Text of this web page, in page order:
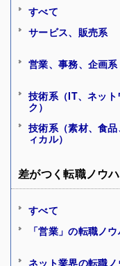
すべて
サービス、販売系
営業、事務、企画系
技術系（IT、ネット
ク）
技術系（素材、食
ィカル）
差がつく転職ノウ
すべて
「営業」の転職ノ
ネット業界の転職ノ